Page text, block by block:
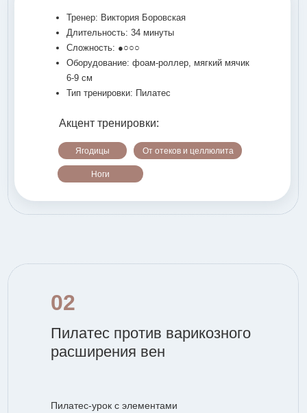
Тренер: Виктория Боровская
Длительность: 34 минуты
Сложность: ●○○○
Оборудование: фоам-роллер, мягкий мячик
6-9 см
Тип тренировки: Пилатес
Акцент тренировки:
Ягодицы От отеков и целлюлита
Ноги
02
Пилатес против варикозного
расширения вен
Пилатес-урок с элементами